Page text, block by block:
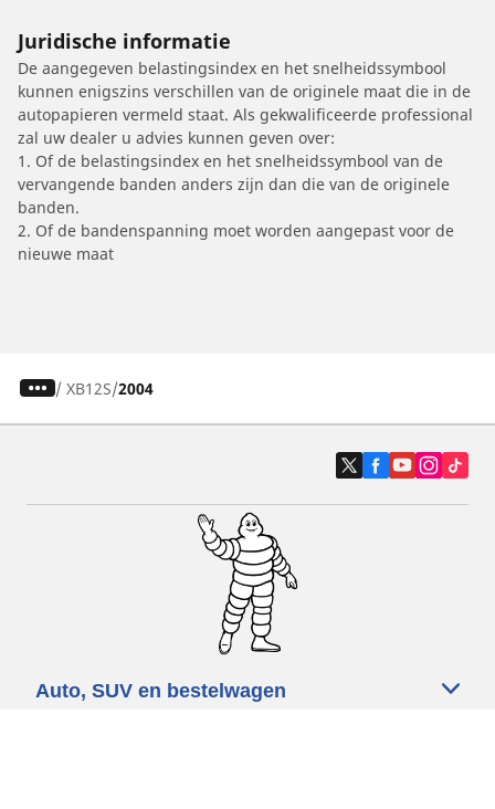
Juridische informatie
De aangegeven belastingsindex en het snelheidssymbool
kunnen enigszins verschillen van de originele maat die in de
autopapieren vermeld staat. Als gekwalificeerde professional
zal uw dealer u advies kunnen geven over:
1. Of de belastingsindex en het snelheidssymbool van de
vervangende banden anders zijn dan die van de originele
banden.
2. Of de bandenspanning moet worden aangepast voor de
nieuwe maat
/ XB12S 2004
Auto, SUV en bestelwagen